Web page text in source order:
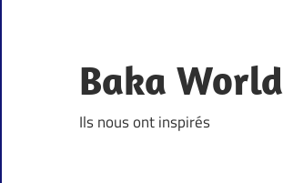
content
Baka World
Ils nous ont inspirés